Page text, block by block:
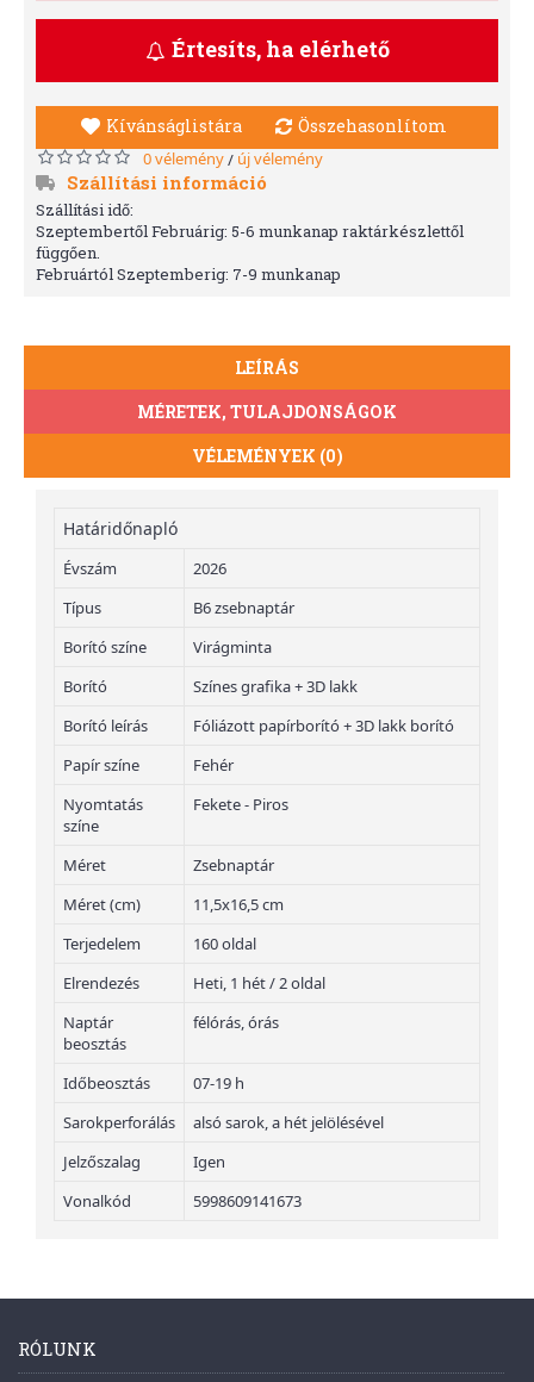
Értesíts, ha elérhető
Kívánságlistára Összehasonlítom
0 vélemény/ új vélemény
Szállítási információ
Szállítási idő:
Szeptembertől Februárig: 5-6 munkanap raktárkészlettől
függően.
Februártól Szeptemberig: 7-9 munkanap
LEÍRÁS
MÉRETEK, TULAJDONSÁGOK
VÉLEMÉNYEK (0)
Határidőnapló
Évszám
2026
Típus
B6 zsebnaptár
Borító színe
Virágminta
Borító
Színes grafika + 3D lakk
Borító leírás
Fóliázott papírborító + 3D lakk borító
Papír színe
Fehér
Nyomtatás
színe
Fekete - Piros
Méret
Zsebnaptár
Méret (cm)
11,5x16,5 cm
Terjedelem
160 oldal
Elrendezés
Heti, 1 hét / 2 oldal
Naptár
beosztás
félórás, órás
Időbeosztás
07-19 h
Sarokperforálás
alsó sarok, a hét jelölésével
Jelzőszalag
Igen
Vonalkód
5998609141673
RÓLUNK